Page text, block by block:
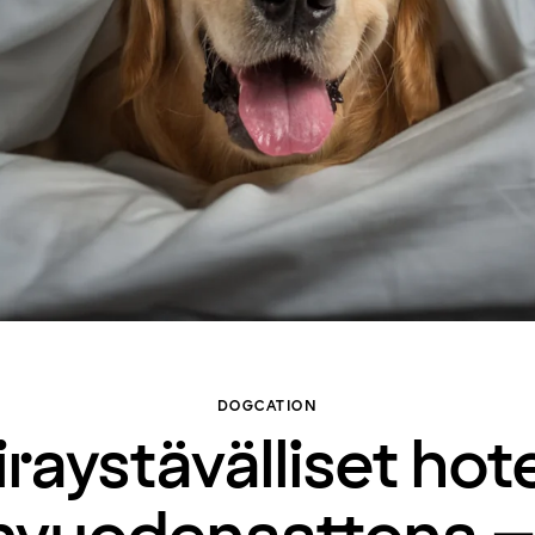
DOGCATION